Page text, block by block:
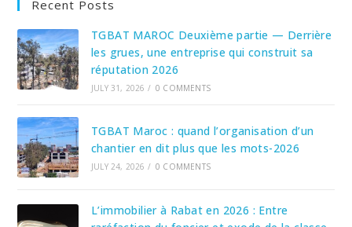
Recent Posts
TGBAT MAROC Deuxième partie — Derrière
les grues, une entreprise qui construit sa
réputation 2026
JULY 31, 2026 / 0 COMMENTS
TGBAT Maroc : quand l’organisation d’un
chantier en dit plus que les mots-2026
JULY 24, 2026 / 0 COMMENTS
L’immobilier à Rabat en 2026 : Entre